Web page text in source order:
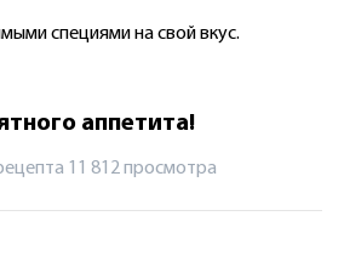
специями на свой вкус.
аппетита!
11 812 просмотрa